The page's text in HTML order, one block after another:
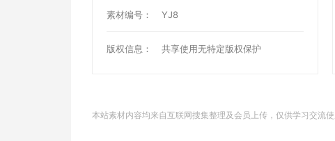
素材编号： YJ8
版权信息： 共享使用无特定版权保护
本站素材内容均来自互联网搜集整理及会员上传，仅供学习交流